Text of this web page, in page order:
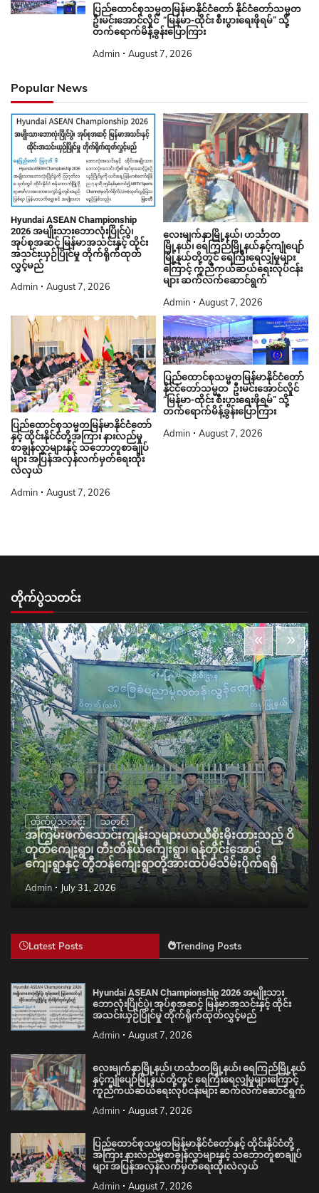
ပြည်ထောင်စုသမ္မတမြန်မာနိုင်ငံတော် နိုင်ငံတော်သမ္မတ
ဦးမင်းအောင်လှိုင် “မြန်မာ-ထိုင်း စီးပွားရေးဖိုရမ်” သို့
တက်ရောက်မိန့်ခွန်းပြောကြား
Admin August 7, 2026
Popular News
Hyundai ASEAN Championship
2026 အမျိုးသားဘောလုံးပြိုင်ပွဲ၊
အုပ်စုအဆင့် မြန်မာအသင်းနှင့် ထိုင်း
အသင်းယှဉ်ပြိုင်မှု တိုက်ရိုက်ထုတ်
လွှင့်မည်
Admin August 7, 2026
လေးမျက်နှာမြို့နယ်၊ ဟင်္သာတ
မြို့နယ်၊ ရေကြည်မြို့နယ်နှင့်ကျုံပျော်
မြို့နယ်တို့တွင် ရေကြီးရေလျှံမှုများ
ကြောင့် ကူညီကယ်ဆယ်ရေးလုပ်ငန်း
များ ဆက်လက်ဆောင်ရွက်
Admin August 7, 2026
ပြည်ထောင်စုသမ္မတမြန်မာနိုင်ငံတော်
နှင့် ထိုင်းနိုင်ငံတို့အကြား နားလည်မှု
စာချွန်လွှာများနှင့် သဘောတူစာချုပ်
များ အပြန်အလှန်လက်မှတ်ရေးထိုး
လဲလှယ်
Admin August 7, 2026
ပြည်ထောင်စုသမ္မတမြန်မာနိုင်ငံတော်
နိုင်ငံတော်သမ္မတ ဦးမင်းအောင်လှိုင်
“မြန်မာ-ထိုင်း စီးပွားရေးဖိုရမ်” သို့
တက်ရောက်မိန့်ခွန်းပြောကြား
Admin August 7, 2026
တိုက်ပွဲသတင်း
တိုက်ပွဲသတင်း သတင်း
အကြမ်းဖက်သောင်းကျန်းသူများယာယီစိုးမိုးထားသည့် ဝိ
တုတ်ကျေးရွာ၊ တီးတိန်ယံကျေးရွာ၊ ရန်တိုင်းအောင်
ကျေးရွာနှင့် တွီဘန်ကျေးရွာတို့အားထပ်မံသိမ်းပိုက်ရရှိ
Admin July 31, 2026
Latest Posts Trending Posts
Hyundai ASEAN Championship 2026 အမျိုးသား
ဘောလုံးပြိုင်ပွဲ၊ အုပ်စုအဆင့် မြန်မာအသင်းနှင့် ထိုင်း
အသင်းယှဉ်ပြိုင်မှု တိုက်ရိုက်ထုတ်လွှင့်မည်
Admin August 7, 2026
လေးမျက်နှာမြို့နယ်၊ ဟင်္သာတမြို့နယ်၊ ရေကြည်မြို့နယ်
နှင့်ကျုံပျော်မြို့နယ်တို့တွင် ရေကြီးရေလျှံမှုများကြောင့်
ကူညီကယ်ဆယ်ရေးလုပ်ငန်းများ ဆက်လက်ဆောင်ရွက်
Admin August 7, 2026
ပြည်ထောင်စုသမ္မတမြန်မာနိုင်ငံတော်နှင့် ထိုင်းနိုင်ငံတို့
အကြား နားလည်မှုစာချွန်လွှာများနှင့် သဘောတူစာချုပ်
များ အပြန်အလှန်လက်မှတ်ရေးထိုးလဲလှယ်
Admin August 7, 2026